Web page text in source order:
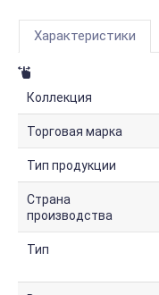
Характеристики
Коллекция
Торговая марка
Тип продукции
Страна
производства
Тип